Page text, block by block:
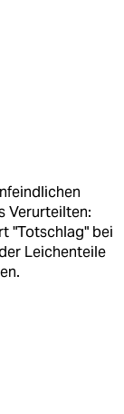
Verurteilten:
"Totschlag" bei
Leichenteile